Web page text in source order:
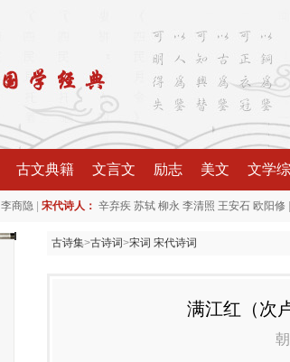
古文典籍 文言文 励志 美文 文学
李商隐 宋代诗人： 辛弃疾 苏轼 柳永 李清照 王安石 欧阳修
古诗集>古诗词>宋词 宋代诗词
满江红（次